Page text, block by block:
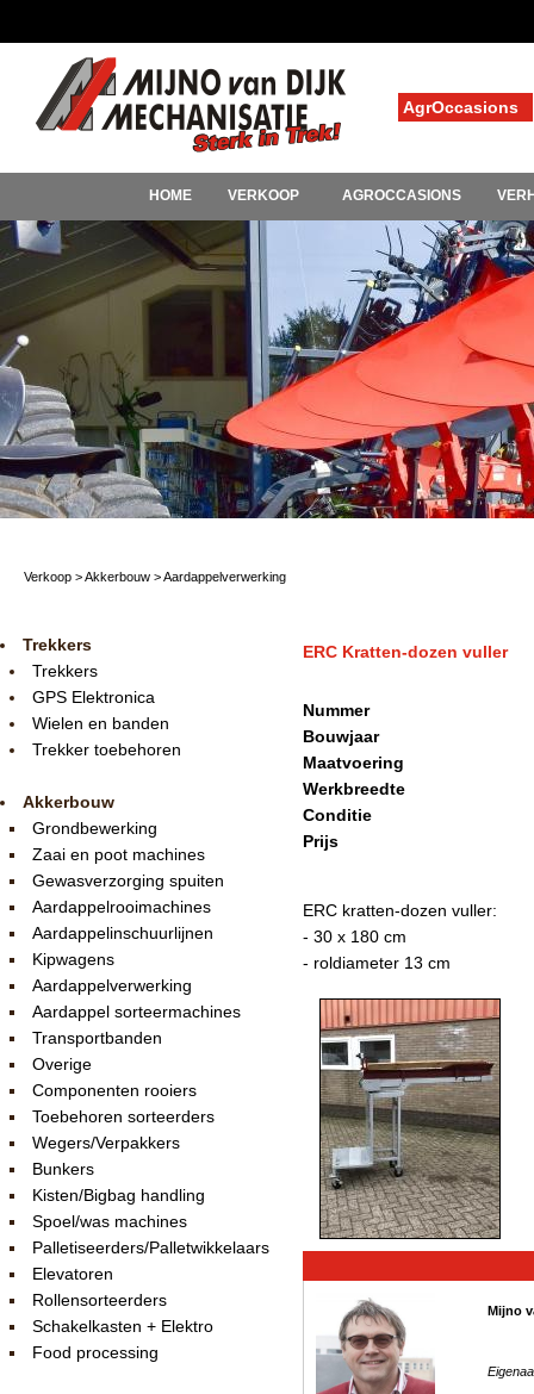
AgrOccasions
HOME VERKOOP AGROCCASIONS
Verkoop >Akkerbouw >Aardappelverwerking
Trekkers
Trekkers
GPS Elektronica
Wielen en banden
Trekker toebehoren
Akkerbouw
Grondbewerking
Zaai en poot machines
Gewasverzorging spuiten
Aardappelrooimachines
Aardappelinschuurlijnen
Kipwagens
Aardappelverwerking
Aardappel sorteermachines
Transportbanden
Overige
Componenten rooiers
Toebehoren sorteerders
Wegers/Verpakkers
Bunkers
Kisten/Bigbag handling
Spoel/was machines
Palletiseerders/Palletwikkelaars
Elevatoren
Rollensorteerders
Schakelkasten + Elektro
Food processing
ERC Kratten-dozen vuller
Nummer
Bouwjaar
Maatvoering
Werkbreedte
Conditie
Prijs
ERC kratten-dozen vuller:
- 30 x 180 cm
- roldiameter 13 cm
Mijno